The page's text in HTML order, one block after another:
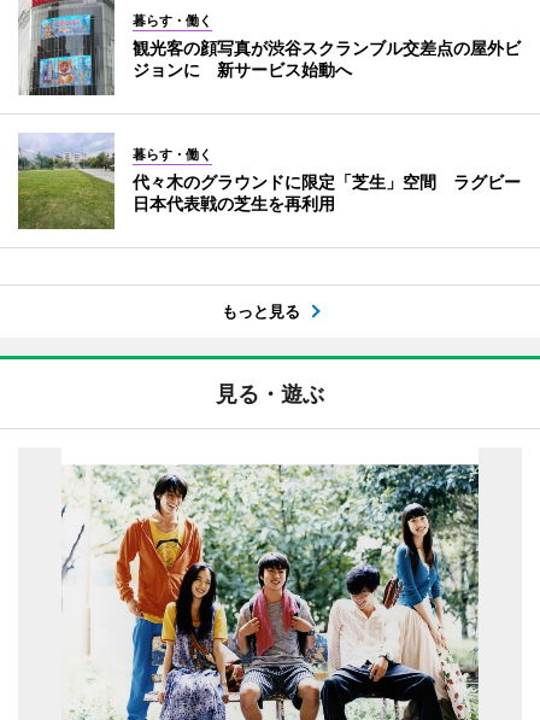
暮らす・働く
観光客の顔写真が渋谷スクランブル交差点の屋外ビ
ジョンに 新サービス始動へ
暮らす・働く
代々木のグラウンドに限定「芝生」空間 ラグビー
日本代表戦の芝生を再利用
もっと見る
見る・遊ぶ